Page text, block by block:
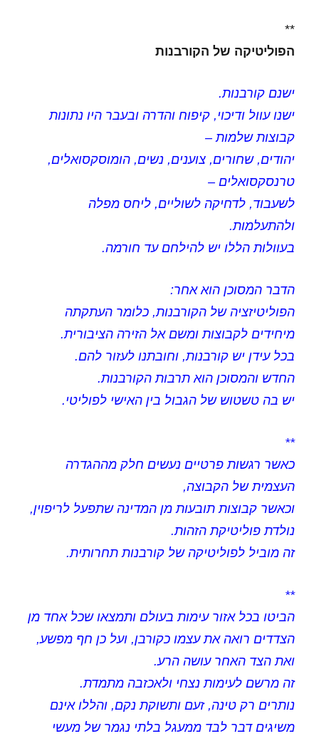
**
הפוליטיקה של הקורבנות
ישנם קורבנות.
ישנו עוול ודיכוי, קיפוח והדרה ובעבר היו נתונות
קבוצות שלמות –
יהודים, שחורים, צוענים, נשים, הומוסקסואלים,
טרנסקסואלים –
לשעבוד, לדחיקה לשוליים, ליחס מפלה
ולהתעלמות.
בעוולות הללו יש להילחם עד חורמה.
הדבר המסוכן הוא אחר:
הפוליטיזציה של הקורבנות, כלומר העתקתה
מיחידים לקבוצות ומשם אל הזירה הציבורית.
בכל עידן יש קורבנות, וחובתנו לעזור להם.
החדש והמסוכן הוא תרבות הקורבנות.
יש בה טשטוש של הגבול בין האישי לפוליטי.
**
כאשר רגשות פרטיים נעשים חלק מההגדרה
העצמית של הקבוצה,
וכאשר קבוצות תובעות מן המדינה שתפעל לריפוין,
נולדת פוליטיקת הזהות.
זה מוביל לפוליטיקה של קורבנות תחרותית.
**
הביטו בכל אזור עימות בעולם ותמצאו שכל אחד מן
הצדדים רואה את עצמו כקורבן, ועל כן חף מפשע,
ואת הצד האחר עושה הרע.
זה מרשם לעימות נצחי ולאכזבה מתמדת.
נותרים רק טינה, זעם ותשוקת נקם, והללו אינם
משיגים דבר לבד ממעגל בלתי נגמר של מעשי